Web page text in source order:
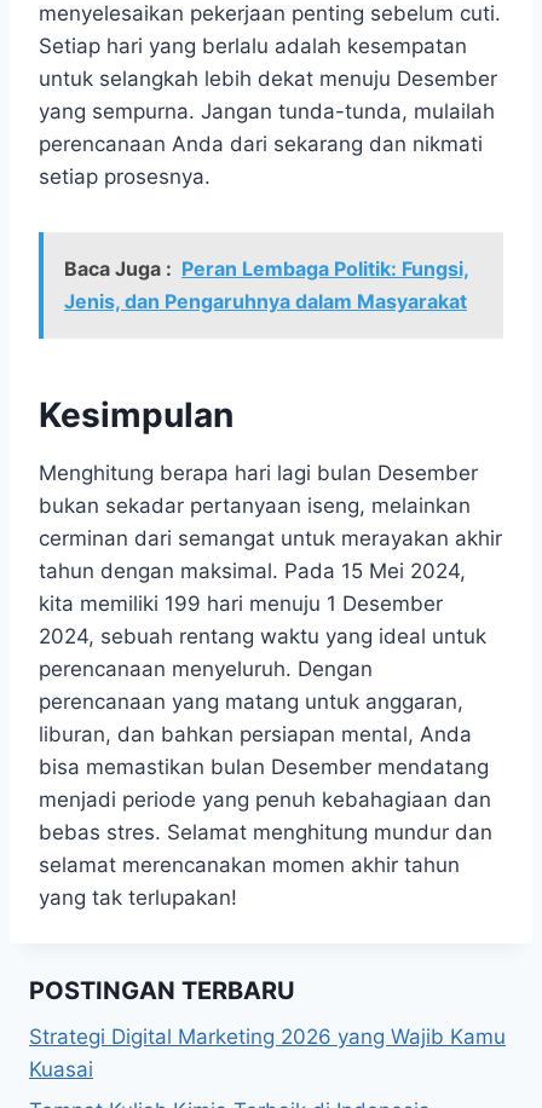
menyelesaikan pekerjaan penting sebelum cuti.
Setiap hari yang berlalu adalah kesempatan
untuk selangkah lebih dekat menuju Desember
yang sempurna. Jangan tunda-tunda, mulailah
perencanaan Anda dari sekarang dan nikmati
setiap prosesnya.
Baca Juga : Peran Lembaga Politik: Fungsi,
Jenis, dan Pengaruhnya dalam Masyarakat
Kesimpulan
Menghitung berapa hari lagi bulan Desember
bukan sekadar pertanyaan iseng, melainkan
cerminan dari semangat untuk merayakan akhir
tahun dengan maksimal. Pada 15 Mei 2024,
kita memiliki 199 hari menuju 1 Desember
2024, sebuah rentang waktu yang ideal untuk
perencanaan menyeluruh. Dengan
perencanaan yang matang untuk anggaran,
liburan, dan bahkan persiapan mental, Anda
bisa memastikan bulan Desember mendatang
menjadi periode yang penuh kebahagiaan dan
bebas stres. Selamat menghitung mundur dan
selamat merencanakan momen akhir tahun
yang tak terlupakan!
POSTINGAN TERBARU
Strategi Digital Marketing 2026 yang Wajib Kamu
Kuasai